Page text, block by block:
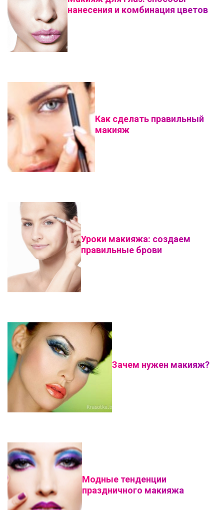
нанесения и комбинация цветов
Как сделать правильный
макияж
Уроки макияжа: создаем
правильные брови
Зачем нужен макияж?
Модные тенденции
праздничного макияжа